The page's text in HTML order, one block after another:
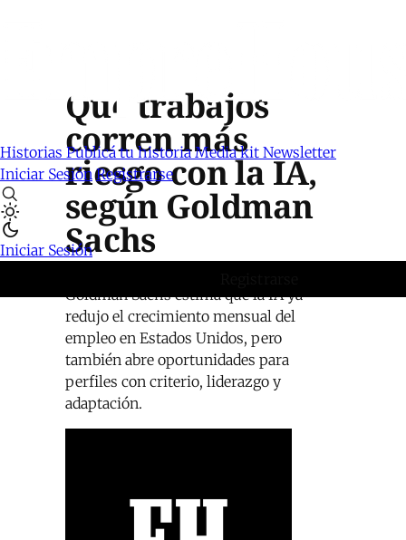
Historias Publicá tu historiaMedia kit Newsletter
Iniciar Sesión Registrarse
Iniciar Sesión
Qué trabajos
corren más
riesgo con la IA,
según Goldman
Sachs
Goldman Sachs estima que la IA ya
redujo el crecimiento mensual del
empleo en Estados Unidos, pero
también abre oportunidades para
perfiles con criterio, liderazgo y
adaptación.